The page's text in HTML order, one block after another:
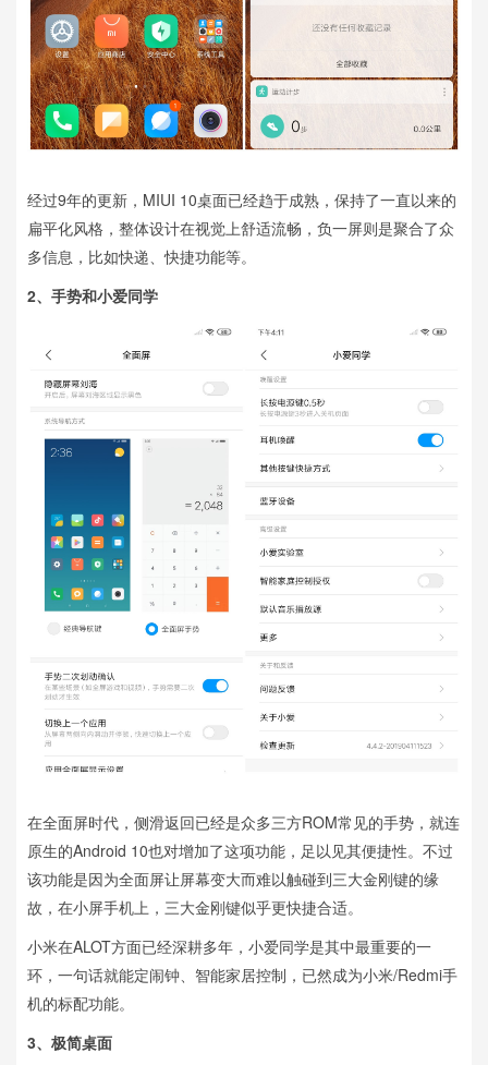
经过9年的更新，MIUI 10桌面已经趋于成熟，保持了一直以来的
扁平化风格，整体设计在视觉上舒适流畅，负一屏则是聚合了众
多信息，比如快递、快捷功能等。
2、 手势和小爱同学
在全面屏时代，侧滑返回已经是众多三方ROM常见的手势，就连
原生的Android 10也对增加了这项功能，足以见其便捷性。不过
该功能是因为全面屏让屏幕变大而难以触碰到三大金刚键的缘
故，在小屏手机上，三大金刚键似乎更快捷合适。
小米在ALOT方面已经深耕多年，小爱同学是其中最重要的一
环，一句话就能定闹钟、智能家居控制，已然成为小米/Redmi手
机的标配功能。
3、 极简桌面